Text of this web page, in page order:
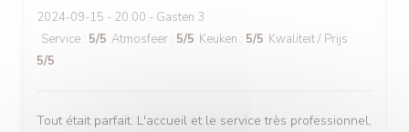
2024-09-15 - 20:00 - Gasten 3
Service : 5/5 Atmosfeer : 5/5 Keuken : 5/5 Kwaliteit / Prijs :
5/5
Tout était parfait. L'accueil et le service très professionnel,